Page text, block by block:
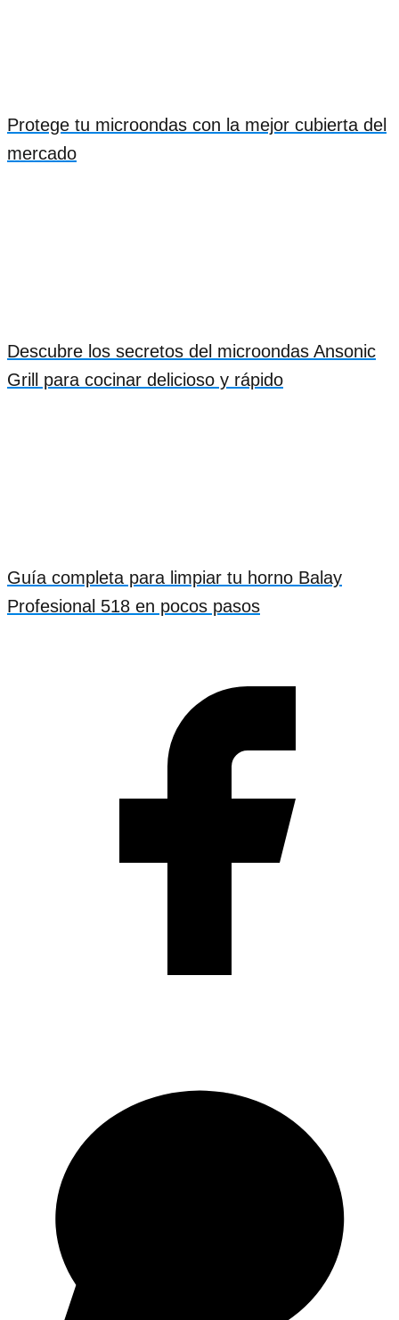
Protege tu microondas con la mejor cubierta del
mercado
Descubre los secretos del microondas Ansonic
Grill para cocinar delicioso y rápido
Guía completa para limpiar tu horno Balay
Profesional 518 en pocos pasos